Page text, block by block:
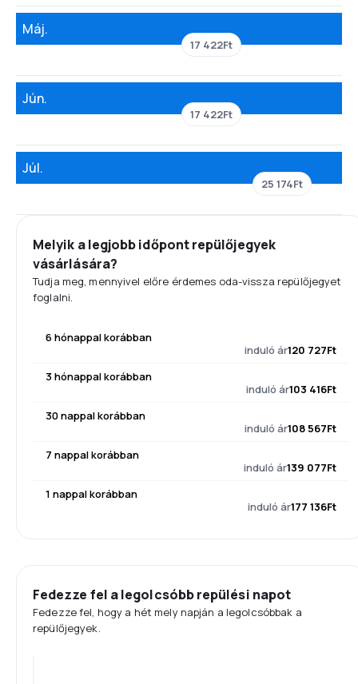
Máj.
17 422Ft
Jún.
17 422Ft
Júl.
25 174Ft
Melyik a legjobb időpont repülőjegyek
vásárlására?
Tudja meg, mennyivel előre érdemes oda-vissza repülőjegyet
foglalni.
6 hónappal korábban
induló ár120 727Ft
3 hónappal korábban
induló ár103 416Ft
30 nappal korábban
induló ár108 567Ft
7 nappal korábban
induló ár139 077Ft
1 nappal korábban
induló ár177 136Ft
Fedezze fel a legolcsóbb repülési napot
Fedezze fel, hogy a hét mely napján a legolcsóbbak a
repülőjegyek.